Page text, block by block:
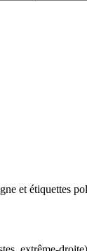
et étiquettes